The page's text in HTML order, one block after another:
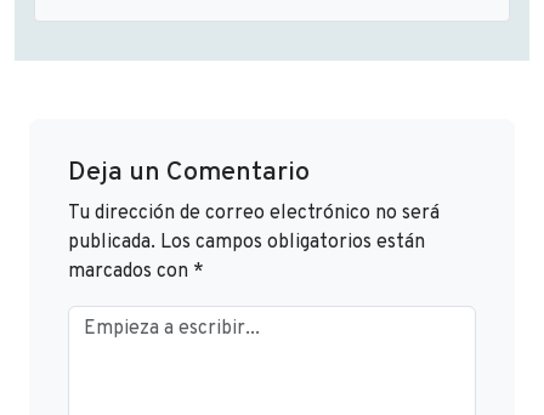
Deja un Comentario
Tu dirección de correo electrónico no será
publicada. Los campos obligatorios están
marcados con *